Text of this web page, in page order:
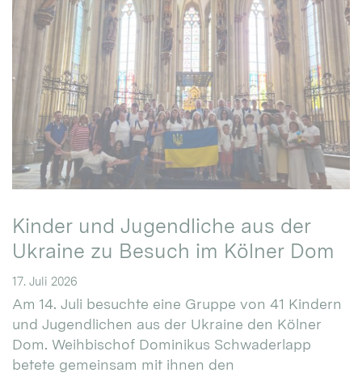
Kinder und Jugendliche aus der
Ukraine zu Besuch im Kölner Dom
17. Juli 2026
Am 14. Juli besuchte eine Gruppe von 41 Kindern
und Jugendlichen aus der Ukraine den Kölner
Dom. Weihbischof Dominikus Schwaderlapp
betete gemeinsam mit ihnen den